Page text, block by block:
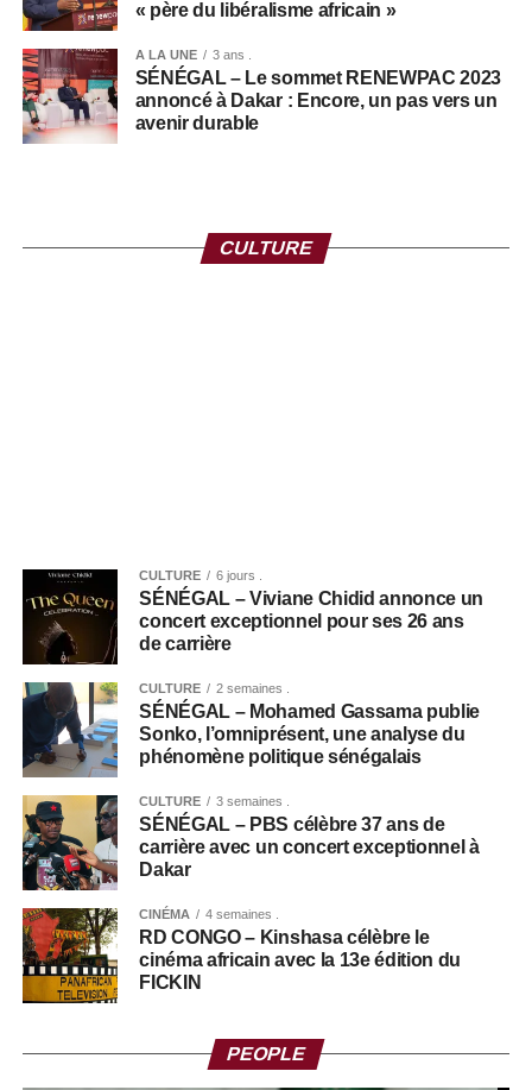
« père du libéralisme africain »
A LA UNE 3 ans .
SÉNÉGAL – Le sommet RENEWPAC 2023
annoncé à Dakar : Encore, un pas vers un
avenir durable
CULTURE
CULTURE 6 jours .
SÉNÉGAL – Viviane Chidid annonce un
concert exceptionnel pour ses 26 ans
de carrière
CULTURE 2 semaines .
SÉNÉGAL – Mohamed Gassama publie
Sonko, l’omniprésent, une analyse du
phénomène politique sénégalais
CULTURE 3 semaines .
SÉNÉGAL – PBS célèbre 37 ans de
carrière avec un concert exceptionnel à
Dakar
CINÉMA 4 semaines .
RD CONGO – Kinshasa célèbre le
cinéma africain avec la 13e édition du
FICKIN
PEOPLE